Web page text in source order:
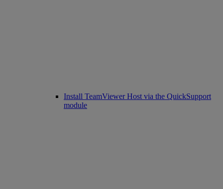
Install TeamViewer Host via the QuickSupport
module